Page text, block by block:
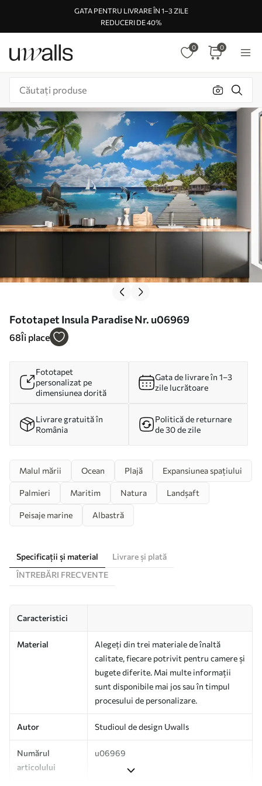
GATA PENTRU LIVRARE ÎN 1–3 ZILE
REDUCERI DE 40%
0 0
Fototapet Insula Paradise Nr. u06969
68Îi place
Fototapet
personalizat pe
dimensiunea dorită
Gata de livrare în 1–3
zile lucrătoare
Livrare gratuită în
România
Politică de returnare
de 30 de zile
Malul mării Ocean Plajă Expansiunea spațiului
Palmieri Maritim Natura Landșaft
Peisaje marine Albastră
Specificații și material
Livrare și plată
ÎNTREBĂRI FRECVENTE
Caracteristici
Material
Alegeți din trei materiale de înaltă
calitate, fiecare potrivit pentru camere și
bugete diferite. Mai multe informații
sunt disponibile mai jos sau în timpul
procesului de personalizare.
Autor Studioul de design Uwalls
Numărul
articolului
u06969